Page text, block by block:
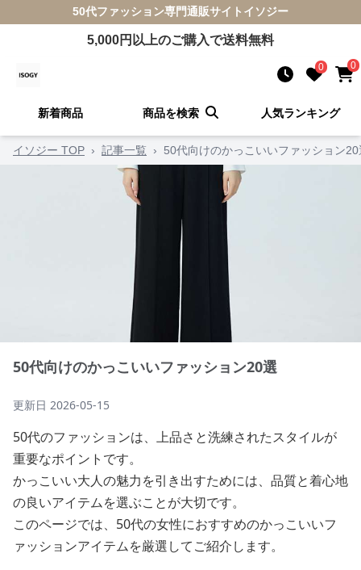
50代ファッション専門通販サイト イソジー
5,000円以上のご購入で送料無料
0 0
新着商品 商品を検索 人気ランキング
イソジー TOP › 記事一覧 › 50代向けのかっこいいファッション20
50代向けのかっこいいファッション20選
更新日 2026-05-15
50代のファッションは、上品さと洗練されたスタイルが
重要なポイントです。
かっこいい大人の魅力を引き出すためには、品質と着心地
の良いアイテムを選ぶことが大切です。
このページでは、50代の女性におすすめのかっこいいフ
ァッションアイテムを厳選してご紹介します。